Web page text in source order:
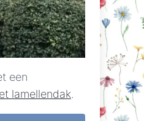
een
lamellendak.